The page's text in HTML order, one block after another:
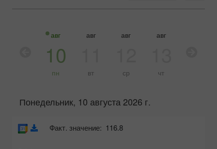
авг
10
пн
авг
вт
авг
ср
авг
чт
Понедельник, 10 августа 2026 г.
Факт. значение: 116.8